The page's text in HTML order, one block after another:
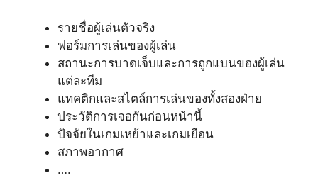
รายชื่อผู้เล่นตัวจริง
ฟอร์มการเล่นของผู้เล่น
สถานะการบาดเจ็บและการถูกแบนของผู้เล่น
แต่ละทีม
แทคติกและสไตล์การเล่นของทั้งสองฝ่าย
ประวัติการเจอกันก่อนหน้านี้
ปัจจัยในเกมเหย้าและเกมเยือน
สภาพอากาศ
….